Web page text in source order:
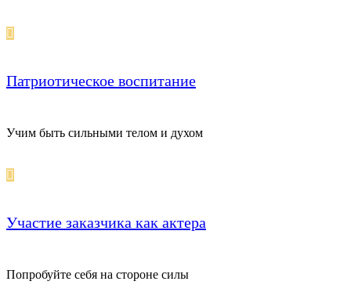
Патриотическое воспитание
Учим быть сильными телом и духом
Участие заказчика как актера
Попробуйте себя на стороне силы